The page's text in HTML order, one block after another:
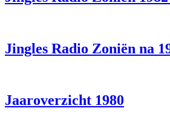
Jingles Radio Zoniën na
Jaaroverzicht 1980